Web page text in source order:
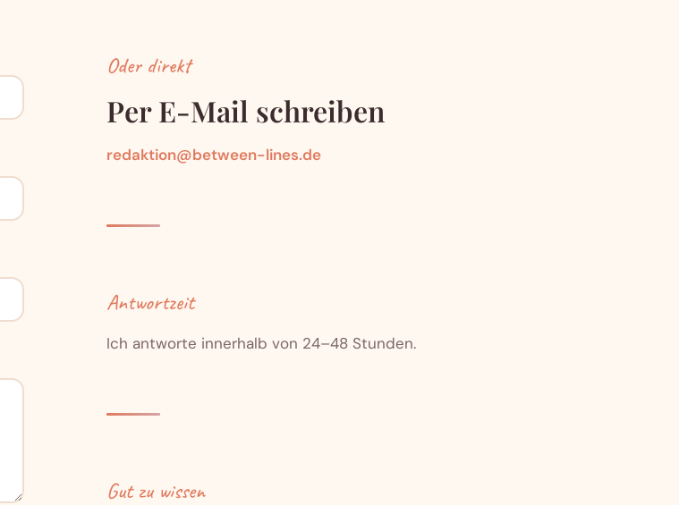
Oder direkt
Per E-Mail schreiben
redaktion@between-lines.de
Antwortzeit
Ich antworte innerhalb von 24–48 Stunden.
Gut zu wissen